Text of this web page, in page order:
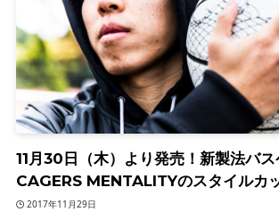
11月30日（木）より発売！新製法バス
CAGERS MENTALITYのスタイルカ
2017年11月29日